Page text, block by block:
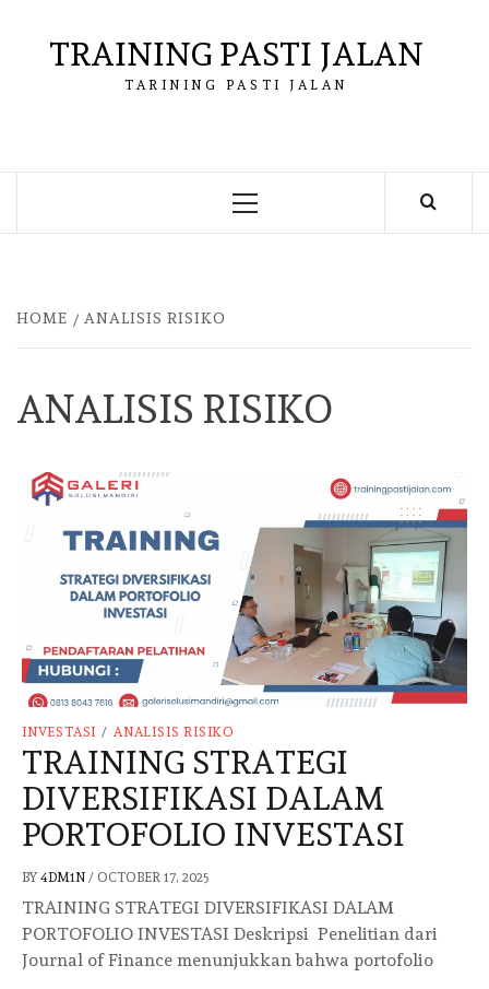
contentTRAINING PASTI JALAN
TARINING PASTI JALAN
Primary
HOME ANALISIS RISIKO
ANALISIS RISIKO
INVESTASI / ANALISIS RISIKO
TRAINING STRATEGI
DIVERSIFIKASI DALAM
PORTOFOLIO INVESTASI
BY 4DM1N / OCTOBER 17, 2025
TRAINING STRATEGI DIVERSIFIKASI DALAM
PORTOFOLIO INVESTASI Deskripsi Penelitian dari
Journal of Finance menunjukkan bahwa portofolio